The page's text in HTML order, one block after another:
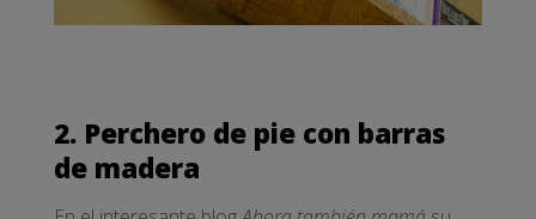
2. Perchero de pie con barras
de madera